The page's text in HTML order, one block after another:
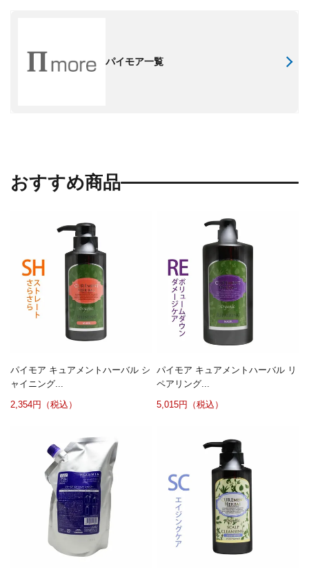
パイモア一覧
おすすめ商品
パイモア キュアメントハーバル シ
ャイニング...
2,354円（税込）
パイモア キュアメントハーバル リ
ペアリング...
5,015円（税込）